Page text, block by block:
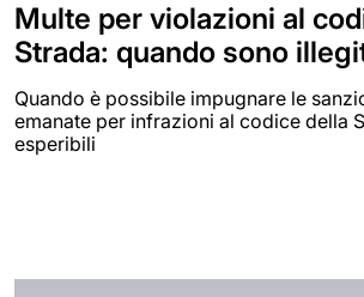
Multe per violazioni al
Strada: quando sono
Quando è possibile impugnare le
emanate per infrazioni al codice della
esperibili